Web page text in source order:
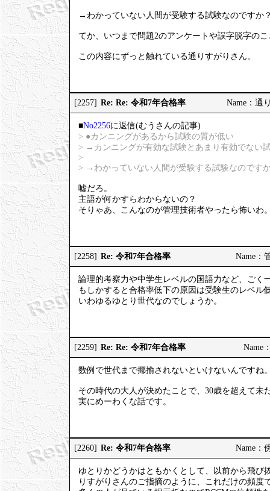
→わかっていない人間が受験する試験なのですか
てか、いつまで問題2のアンケートや誤字脱字の
この内容にずっと触れている通りすがりさん。
[2257] Re: Re: 令和7年合格率 Name：通
■No2256に返信(むうさんの記事)
> ●カンニングがあるから試験の質が低い
> →カンニングが有効な試験とあまり有効でない
>
> →わかっていない人間が受験する試験なのです
嘘だろ。
主語が何かすらわからないの？
そりゃあ、こんなのが管理技術者やったら怖いわ
[2258] Re: 令和7年合格率 Name：
論理的考察力や中学生レベルの国語力など、ごく
もしかすると合格率低下の原因は受験生のレベル
いわゆるゆとり世代なのでしょうか。
[2259] Re: Re: 令和7年合格率 Name
数例で世代まで揶揄されないといけないんですね
その時代の大人が決めたことで、30歳を超えて未
実にめーわくな話です。
[2260] Re: 令和7年合格率 Name：
ゆとりかどうかはともかくとして、以前から飛
りすがりさんのご指摘のように、これだけの頻度